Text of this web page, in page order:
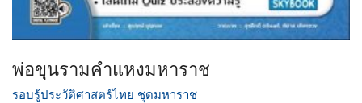
พ่อขุนรามคำแหงมหาราช
รอบรู้ประวัติศาสตร์ไทย ชุดมหาราช